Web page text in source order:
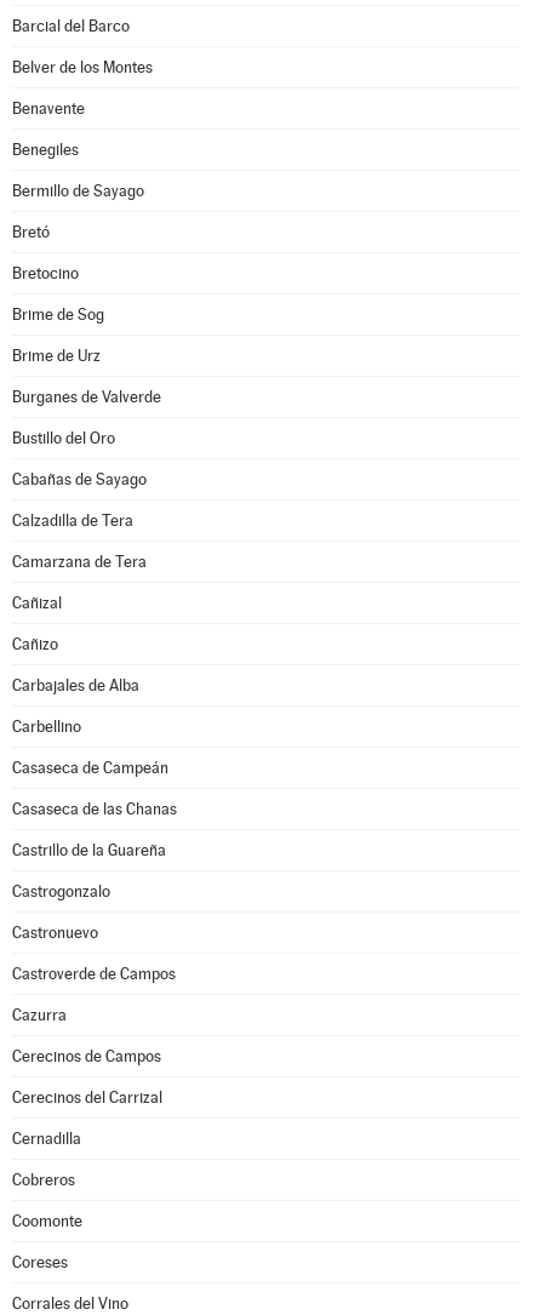
Barcial del Barco
Belver de los Montes
Benavente
Benegiles
Bermillo de Sayago
Bretó
Bretocino
Brime de Sog
Brime de Urz
Burganes de Valverde
Bustillo del Oro
Cabañas de Sayago
Calzadilla de Tera
Camarzana de Tera
Cañizal
Cañizo
Carbajales de Alba
Carbellino
Casaseca de Campeán
Casaseca de las Chanas
Castrillo de la Guareña
Castrogonzalo
Castronuevo
Castroverde de Campos
Cazurra
Cerecinos de Campos
Cerecinos del Carrizal
Cernadilla
Cobreros
Coomonte
Coreses
Corrales del Vino